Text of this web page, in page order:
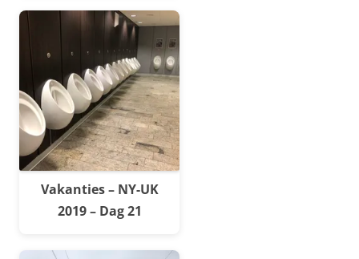
Vakanties – NY-UK
2019 – Dag 21